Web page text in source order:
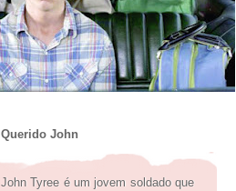
Querido John
John Tyree é um jovem soldado que